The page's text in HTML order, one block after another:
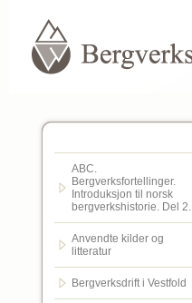
ABC.
Bergverksfortellinger.
Introduksjon til norsk
bergverkshistorie. Del 2.
Anvendte kilder og
litteratur
Bergverksdrift i Vestfold